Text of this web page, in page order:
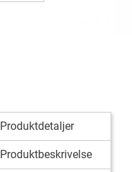
Produktdetaljer
Produktbeskrivelse